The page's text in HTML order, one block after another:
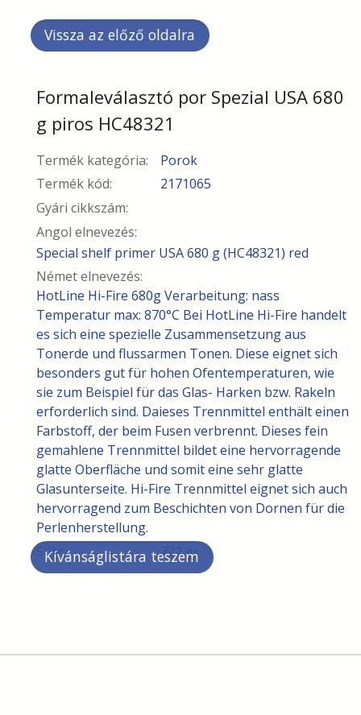
Formaleválasztó por Spezial USA 680
g piros HC48321
Termék kategória:
Porok
Termék kód:
2171065
Gyári cikkszám:
Angol elnevezés:
Special shelf primer USA 680 g (HC48321) red
Német elnevezés:
HotLine Hi-Fire 680g Verarbeitung: nass
Temperatur max: 870°C Bei HotLine Hi-Fire handelt
es sich eine spezielle Zusammensetzung aus
Tonerde und flussarmen Tonen. Diese eignet sich
besonders gut für hohen Ofentemperaturen, wie
sie zum Beispiel für das Glas- Harken bzw. Rakeln
erforderlich sind. Daieses Trennmittel enthält einen
Farbstoff, der beim Fusen verbrennt. Dieses fein
gemahlene Trennmittel bildet eine hervorragende
glatte Oberfläche und somit eine sehr glatte
Glasunterseite. Hi-Fire Trennmittel eignet sich auch
hervorragend zum Beschichten von Dornen für die
Perlenherstellung.
Súly:
722 gr
Kívánságlistára teszem